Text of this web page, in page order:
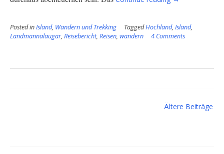
Hochland”
Posted inIsland, Wandern und Trekking TaggedHochland, Island,
Landmannalaugar, Reisebericht, Reisen, wandern 4 Comments
Ältere Beiträge